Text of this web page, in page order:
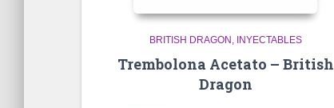
BRITISH DRAGON INYECTABLES
Trembolona Acetato – British
Dragon